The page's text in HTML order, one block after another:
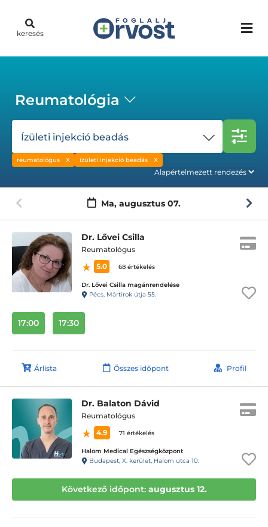
keresés
Reumatológia
Ízületi injekció beadás
reumatológus ízületi injekció beadás
Ma, augusztus 07.
Dr. Lővei Csilla
Reumatológus
5.0
68 értékelés
Dr. Lővei Csilla magánrendelése
Pécs, Mártírok útja 55.
17:00 17:30
Árlista Összes időpont Profil
Dr. Balaton Dávid
Reumatológus
4.9
71 értékelés
Halom Medical Egészségközpont
Budapest, X. kerület, Halom utca 10.
Következő időpont: augusztus 12.